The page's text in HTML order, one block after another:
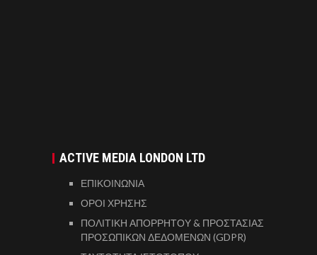
ACTIVE MEDIA LONDON LTD
ΕΠΙΚΟΙΝΩΝΙΑ
ΟΡΟΙ ΧΡΗΣΗΣ
ΠΟΛΙΤΙΚΗ ΑΠΟΡΡΗΤΟΥ & ΠΡΟΣΤΑΣΙΑΣ
ΠΡΟΣΩΠΙΚΩΝ ΔΕΔΟΜΕΝΩΝ (GDPR)